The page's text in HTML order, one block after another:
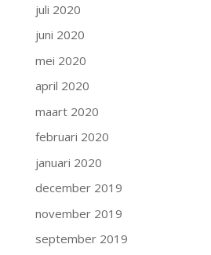
juli 2020
juni 2020
mei 2020
april 2020
maart 2020
februari 2020
januari 2020
december 2019
november 2019
september 2019